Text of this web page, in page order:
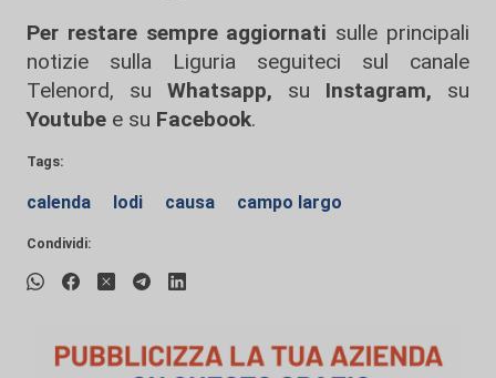
Per restare sempre aggiornati sulle principali
notizie sulla Liguria seguiteci sul canale
Telenord, su
Whatsapp, su Instagram, su
Youtube e su Facebook.
Tags:
calenda lodi causa campo largo
Condividi: